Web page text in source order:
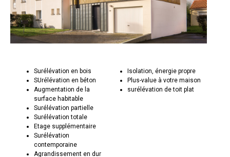
Surélévation en bois
SUrélévation en béton
Augmentation de la
surface habitable
Surélévation partielle
Surélévation totale
Etage supplémentaire
Surélévation
contemporaine
Agrandissement en dur
Isolation, énergie propre
Plus-value à votre maison
surélévation de toit plat